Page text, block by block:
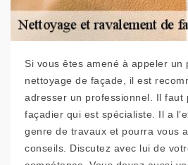
Si vous êtes amené à appeler un
nettoyage de façade, il est
adresser un professionnel. Il faut
façadier qui est spécialiste. Il a
genre de travaux et pourra vous
conseils. Discutez avec lui de